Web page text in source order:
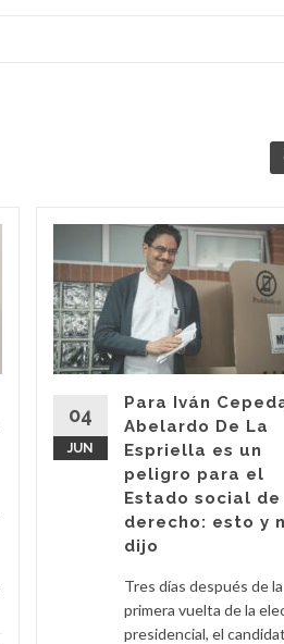
04
JUN
Para Iván
Abelardo De La
Espriella es un
peligro para el
Estado social de
derecho: esto y
dijo
Tres días después de la
primera vuelta de la
presidencial, el